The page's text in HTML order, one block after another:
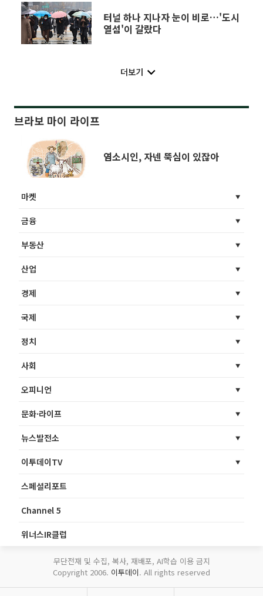
터널 하나 지나자 눈이 비로…'도시
열섬'이 갈랐다
더보기
브라보 마이 라이프
염소시인, 자넨 뚝심이 있잖아
마켓
금융
부동산
산업
경제
국제
정치
사회
오피니언
문화·라이프
뉴스발전소
이투데이TV
스페셜리포트
Channel 5
위너스IR클럽
무단전재 및 수집, 복사, 재배포, AI학습 이용 금지
Copyright 2006. 이투데이. All rights reserved